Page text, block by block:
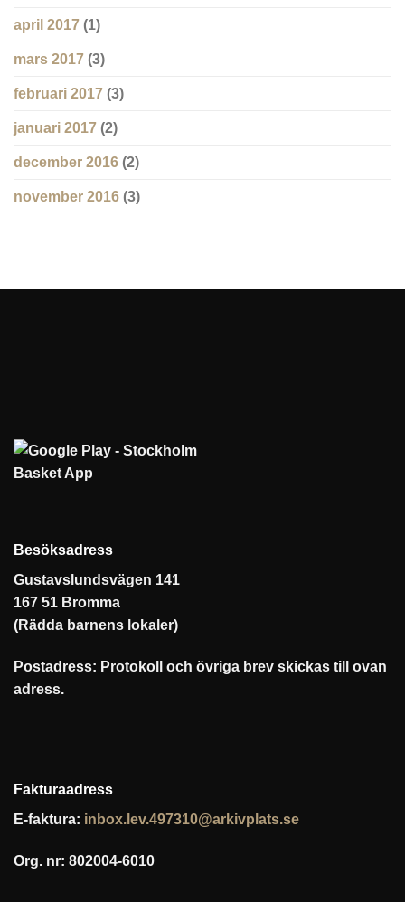
april 2017 (1)
mars 2017 (3)
februari 2017 (3)
januari 2017 (2)
december 2016 (2)
november 2016 (3)
Besöksadress
Gustavslundsvägen 141
167 51 Bromma
(Rädda barnens lokaler)
Postadress: Protokoll och övriga brev skickas till ovan
adress.
Fakturaadress
E-faktura: inbox.lev.497310@arkivplats.se
Org. nr: 802004-6010